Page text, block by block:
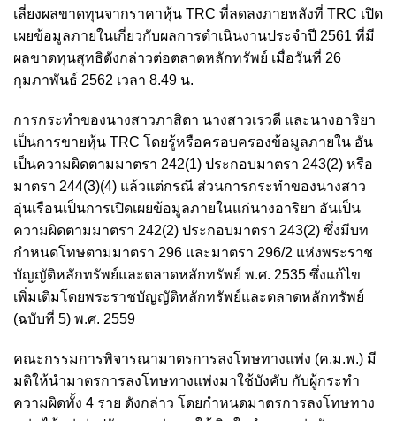
เลี่ยงผลขาดทุนจากราคาหุ้น TRC ที่ลดลงภายหลังที่ TRC เปิด
เผยข้อมูลภายในเกี่ยวกับผลการดำเนินงานประจำปี 2561 ที่มี
ผลขาดทุนสุทธิดังกล่าวต่อตลาดหลักทรัพย์ เมื่อวันที่ 26
กุมภาพันธ์ 2562 เวลา 8.49 น.
การกระทำของนางสาวภาสิตา นางสาวเรวดี และนางอาริยา
เป็นการขายหุ้น TRC โดยรู้หรือครอบครองข้อมูลภายใน อัน
เป็นความผิดตามมาตรา 242(1) ประกอบมาตรา 243(2) หรือ
มาตรา 244(3)(4) แล้วแต่กรณี ส่วนการกระทำของนางสาว
อุ่นเรือนเป็นการเปิดเผยข้อมูลภายในแก่นางอาริยา อันเป็น
ความผิดตามมาตรา 242(2) ประกอบมาตรา 243(2) ซึ่งมีบท
กำหนดโทษตามมาตรา 296 และมาตรา 296/2 แห่งพระราช
บัญญัติหลักทรัพย์และตลาดหลักทรัพย์ พ.ศ. 2535 ซึ่งแก้ไข
เพิ่มเติมโดยพระราชบัญญัติหลักทรัพย์และตลาดหลักทรัพย์
(ฉบับที่ 5) พ.ศ. 2559
คณะกรรมการพิจารณามาตรการลงโทษทางแพ่ง (ค.ม.พ.) มี
มติให้นำมาตรการลงโทษทางแพ่งมาใช้บังคับ กับผู้กระทำ
ความผิดทั้ง 4 ราย ดังกล่าว โดยกำหนดมาตรการลงโทษทาง